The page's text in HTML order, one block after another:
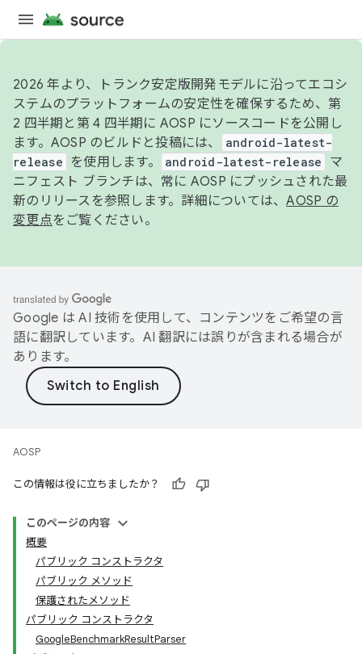
2026 年より、トランク安定版開発モデルに沿ってエコシ
ステムのプラットフォームの安定性を確保するため、第
2 四半期と第 4 四半期に AOSP にソースコードを公開し
ます。AOSP のビルドと投稿には、
android-latest-
release
を使用します。 android-latest-release
マ
ニフェスト ブランチは、常に AOSP にプッシュされた最
新のリリースを参照します。詳細については、AOSP の
変更点をご覧ください。
Google は AI 技術を使用して、コンテンツをご希望の言
語に翻訳しています。AI 翻訳には誤りが含まれる場合が
あります。
AOSP
この情報は役に立ちましたか？
このページの内容
概要
パブリック コンストラクタ
パブリック メソッド
保護されたメソッド
パブリック コンストラクタ
GoogleBenchmarkResultParser